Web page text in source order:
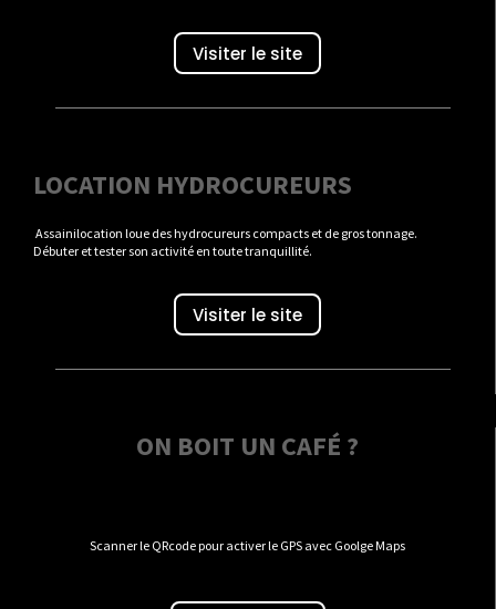
Visiter le site
LOCATION HYDROCUREURS
Assainilocation loue des hydrocureurs compacts et de gros tonnage.
Débuter et tester son activité en toute tranquillité.
Visiter le site
ON BOIT UN CAFÉ ?
Scanner le QRcode pour activer le GPS avec Goolge Maps